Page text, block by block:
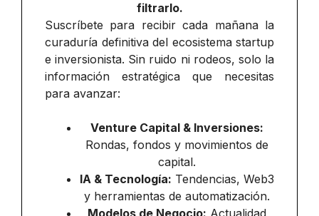
filtrarlo.
Suscríbete para recibir cada mañana la
curaduría definitiva del ecosistema startup
e inversionista. Sin ruido ni rodeos, solo la
información estratégica que necesitas
para avanzar:
Venture Capital & Inversiones:
Rondas, fondos y movimientos de
capital.
IA & Tecnología: Tendencias, Web3
y herramientas de automatización.